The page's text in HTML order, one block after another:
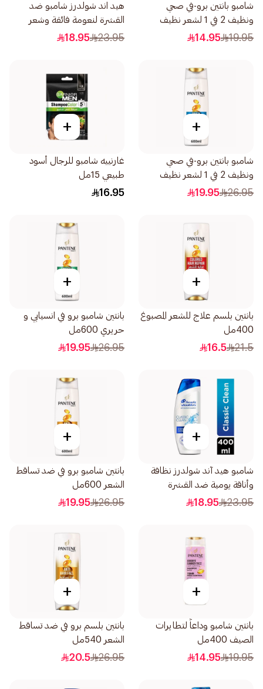
شامبو بانتين برو-في صحي
ونظيف 2 في 1 لشعر نظيف
400مل
19.95
14.95
هيد اند شولدرز شامبو ضد
القشرة لنعومة فائقة وشعر
حريري 400مل
23.95
18.95
+
شامبو بانتين برو-في صحي
ونظيف 2 في 1 لشعر نظيف
600لتر
26.95
19.95
+
غارنييه شامبو للرجال أسود
طبيعي 15مل
16.95
+
بانتين بلسم علاج للشعر المصبوغ
400مل
21.5
16.5
+
بانتين شامبو برو في انسيابي و
حريري 600مل
26.95
19.95
+
شامبو هيد آند شولدرز نظافة
وأناقة يومية ضد القشرة
400مل
23.95
18.95
+
بانتين شامبو برو في ضد تساقط
الشعر 600مل
26.95
19.95
+
بانتين شامبو وداعاً لتطايرات
الصيف 400مل
19.95
14.95
+
بانتين بلسم برو في ضد تساقط
الشعر 540مل
26.95
20.5